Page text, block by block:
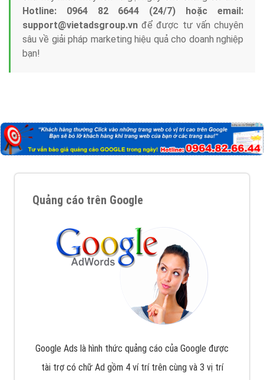
Hotline: 0964 82 6644 (24/7) hoặc email:
support@vietadsgroup.vn để được tư vấn chuyên
sâu về giải pháp marketing hiệu quả cho doanh nghiệp
bạn!
Quảng cáo trên Google
Google Ads là hình thức quảng cáo của Google được
tài trợ có chữ Ad gồm 4 ví trí trên cùng và 3 vị trí